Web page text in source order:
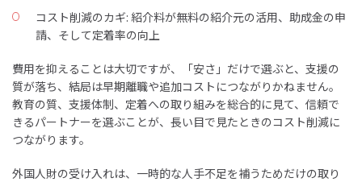
コスト削減のカギ: 紹介料が無料の紹介元の活用、助成金の申
請、そして定着率の向上
費用を抑えることは大切ですが、「安さ」だけで選ぶと、支援の
質が落ち、結局は早期離職や追加コストにつながりかねません。
教育の質、支援体制、定着への取り組みを総合的に見て、信頼で
きるパートナーを選ぶことが、長い目で見たときのコスト削減に
つながります。
外国人財の受け入れは、一時的な人手不足を補うためだけの取り